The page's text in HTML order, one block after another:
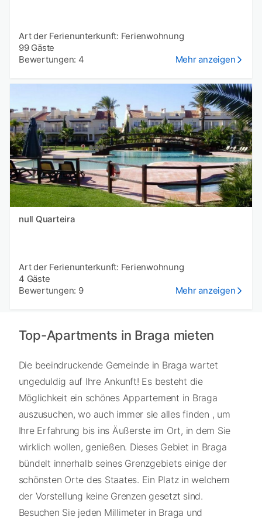
Art der Ferienunterkunft: Ferienwohnung
99 Gäste
Bewertungen: 4
Mehr anzeigen
null Quarteira
Art der Ferienunterkunft: Ferienwohnung
4 Gäste
Bewertungen: 9
Mehr anzeigen
Top-Apartments in Braga mieten
Die beeindruckende Gemeinde in Braga wartet
ungeduldig auf Ihre Ankunft! Es besteht die
Möglichkeit ein schönes Appartement in Braga
auszusuchen, wo auch immer sie alles finden , um
Ihre Erfahrung bis ins Äußerste im Ort, in dem Sie
wirklich wollen, genießen. Dieses Gebiet in Braga
bündelt innerhalb seines Grenzgebiets einige der
schönsten Orte des Staates. Ein Platz in welchem
der Vorstellung keine Grenzen gesetzt sind.
Besuchen Sie jeden Millimeter in Braga und